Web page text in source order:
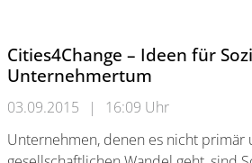
Cities4Change – Ideen für
Unternehmertum
03.09.2015 |
16:09 Uhr
Unternehmen, denen es nicht primär